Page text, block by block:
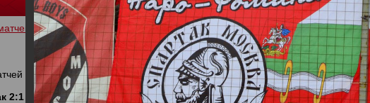
Спартака, Сборной Росиии>ФК Спартак>Сезон 2012/2013>ФК
Уважаемые посетители нашего сайта!
Спартака , высылайте нам напочтумы обязательно разместим их в
2:1